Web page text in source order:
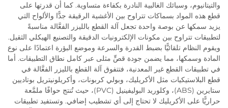
والتيتانيوم، وسبائك الغالبية النادرة بكفاءة متساوية. كما أن قدرتها على
قطع هذه المواد بسماكات تتراوح بين الأغشية الرقيقة جدًّا والألواح التي
يزيد سمكها عن بوصة واحدة تجعل آلة القطع بالليزر الفعَّالة مناسبةً
لتطبيقات تتراوح بين مكونات الإلكترونيات الدقيقة والتصنيع الهيكلي الثقيل.
ويقوم النظام تلقائيًّا بضبط القدرة والسرعة وموضع البؤرة اعتمادًا على نوع
المادة وسمكها، مما يضمن جودة قصٍّ مثلى عبر كامل نطاق التطبيقات. أما
في تطبيقات القطع غير المعدنية، فتتفوق آلة القطع بالليزر الفعَّالة في
قطع البلاستيكيات مثل الأكريليك، وبولي كربونات، وأكريلونيتريل بوتاديين
ستايرين (ABS)، وكلوريد البوليفينيل (PVC)، حيث تُنتج حوافًا ملمَّعة
حراريًّا على الأكريليك لا تحتاج إلى أي تشطيب إضافي. وتستفيد تطبيقات